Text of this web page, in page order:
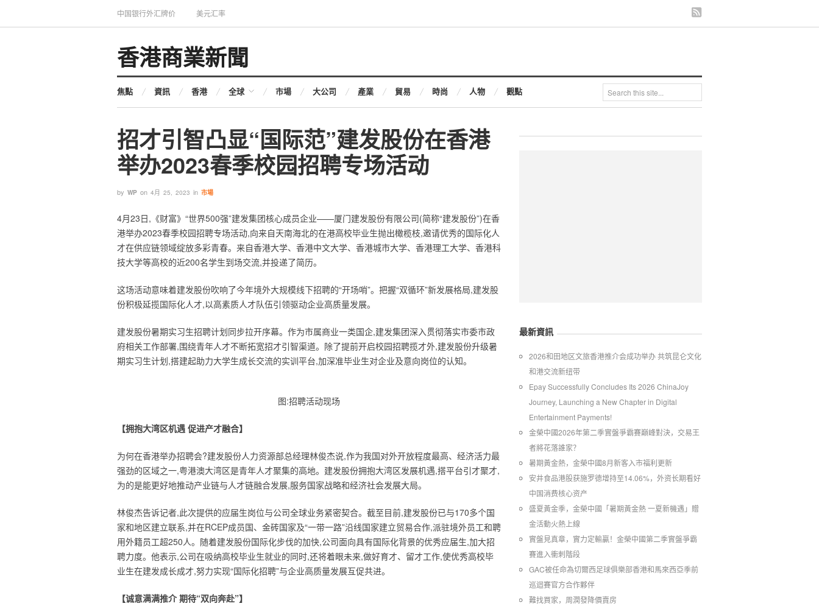
中国银行外汇牌价 美元汇率
香港商業新聞
焦點 資訊 香港 全球 市場 大公司 產業 貿易 時尚 人物 觀點
招才引智凸显“国际范”建发股份在香港
举办2023春季校园招聘专场活动
by WP on 4月 25, 2023 in 市場
4月23日,《财富》“世界500强”建发集团核心成员企业——厦门建发股份有限公司(简称“建发股份”)在香
港举办2023春季校园招聘专场活动,向来自天南海北的在港高校毕业生抛出橄榄枝,邀请优秀的国际化人
才在供应链领域绽放多彩青春。来自香港大学、香港中文大学、香港城市大学、香港理工大学、香港科
技大学等高校的近200名学生到场交流,并投递了简历。
这场活动意味着建发股份吹响了今年境外大规模线下招聘的“开场哨”。把握“双循环”新发展格局,建发股
份积极延揽国际化人才,以高素质人才队伍引领驱动企业高质量发展。
建发股份暑期实习生招聘计划同步拉开序幕。作为市属商业一类国企,建发集团深入贯彻落实市委市政
府相关工作部署,围绕青年人才不断拓宽招才引智渠道。除了提前开启校园招聘揽才外,建发股份升级暑
期实习生计划,搭建起助力大学生成长交流的实训平台,加深准毕业生对企业及意向岗位的认知。
图:招聘活动现场
【拥抱大湾区机遇 促进产才融合】
为何在香港举办招聘会?建发股份人力资源部总经理林俊杰说,作为我国对外开放程度最高、经济活力最
强劲的区域之一,粤港澳大湾区是青年人才聚集的高地。建发股份拥抱大湾区发展机遇,搭平台引才聚才,
为的是能更好地推动产业链与人才链融合发展,服务国家战略和经济社会发展大局。
林俊杰告诉记者,此次提供的应届生岗位与公司全球业务紧密契合。截至目前,建发股份已与170多个国
家和地区建立联系,并在RCEP成员国、金砖国家及“一带一路”沿线国家建立贸易合作,派驻境外员工和聘
用外籍员工超250人。随着建发股份国际化步伐的加快,公司面向具有国际化背景的优秀应届生,加大招
聘力度。他表示,公司在吸纳高校毕业生就业的同时,还将着眼未来,做好育才、留才工作,使优秀高校毕
业生在建发成长成才,努力实现“国际化招聘”与企业高质量发展互促共进。
【诚意满满推介 期待“双向奔赴”】
最新資訊
2026和田地区文旅香港推介会成功举办 共筑昆仑文化
和港交流新纽带
Epay Successfully Concludes Its 2026 ChinaJoy
Journey, Launching a New Chapter in Digital
Entertainment Payments!
金榮中國2026年第二季實盤爭霸賽巔峰對決，交易王
者將花落誰家？
暑期黃金熱，金榮中國8月新客入市福利更新
安井食品港股获施罗德增持至14.06%，外资长期看好
中国消费核心资产
​盛夏黃金季，金榮中國「暑期黃金熱 一夏新機遇」贈
金活動火熱上線
實盤見真章，實力定輸贏！金榮中國第二季實盤爭霸
賽進入衝刺階段
GAC被任命為切爾西足球俱樂部香港和馬來西亞季前
巡迴賽官方合作夥伴
難找買家，周潤發降價賣房